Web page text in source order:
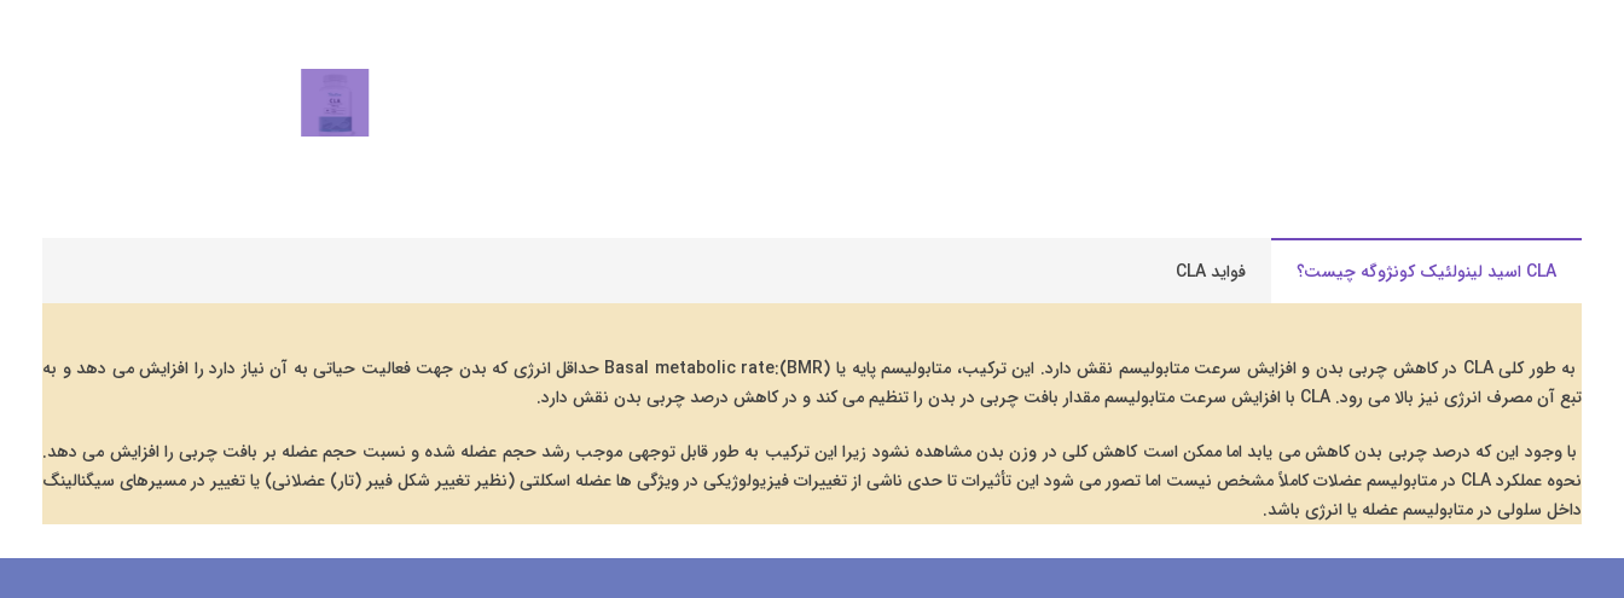
CLA اسید لینولئیک کونژوگه چیست؟ فواید CLA
به طور کلی CLA در کاهش چربی بدن و افزایش سرعت متابولیسم نقش دارد. این ترکیب، متابولیسم پایه یا Basal metabolic rate:(BMR) حداقل انرژی که بدن جهت فعالیت حیاتی به آن نیاز دارد را افزایش می دهد و به
تبع آن مصرف انرژی نیز بالا می رود. CLA با افزایش سرعت متابولیسم مقدار بافت چربی در بدن را تنظیم می کند و در کاهش درصد چربی بدن نقش دارد.
با وجود این که درصد چربی بدن کاهش می یابد اما ممکن است کاهش کلی در وزن بدن مشاهده نشود زیرا این ترکیب به طور قابل توجهی موجب رشد حجم عضله شده و نسبت حجم عضله بر بافت چربی را افزایش می دهد.
نحوه عملکرد CLA در متابولیسم عضلات کاملاً مشخص نیست اما تصور می شود این تأثیرات تا حدی ناشی از تغییرات فیزیولوژیکی در ویژگی ها عضله اسکلتی (نظیر تغییر شکل فیبر (تار) عضلانی) یا تغییر در مسیرهای سیگنالینگ
داخل سلولی در متابولیسم عضله یا انرژی باشد.